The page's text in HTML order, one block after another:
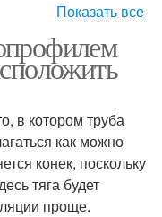
Квадратная труба
на битумной
крыше
Показать все
в котором труба
как можно
конек, поскольку
тяга будет
проще.